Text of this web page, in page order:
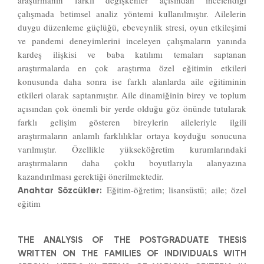
çalışmada betimsel analiz yöntemi kullanılmıştır. Ailelerin
duygu düzenleme güçlüğü, ebeveynlik stresi, oyun etkileşimi
ve pandemi deneyimlerini inceleyen çalışmaların yanında
kardeş ilişkisi ve baba katılımı temaları saptanan
araştırmalarda en çok araştırma özel eğitimin etkileri
konusunda daha sonra ise farklı alanlarda aile eğitiminin
etkileri olarak saptanmıştır. Aile dinamiğinin birey ve toplum
açısından çok önemli bir yerde olduğu göz önünde tutularak
farklı gelişim gösteren bireylerin aileleriyle ilgili
araştırmaların anlamlı farklılıklar ortaya koyduğu sonucuna
varılmıştır. Özellikle yükseköğretim kurumlarındaki
araştırmaların daha çoklu boyutlarıyla alanyazına
kazandırılması gerektiği önerilmektedir.
Anahtar Sözcükler: Eğitim-öğretim; lisansüstü; aile; özel
eğitim
THE ANALYSIS OF THE POSTGRADUATE THESIS
WRITTEN ON THE FAMILIES OF INDIVIDUALS WITH